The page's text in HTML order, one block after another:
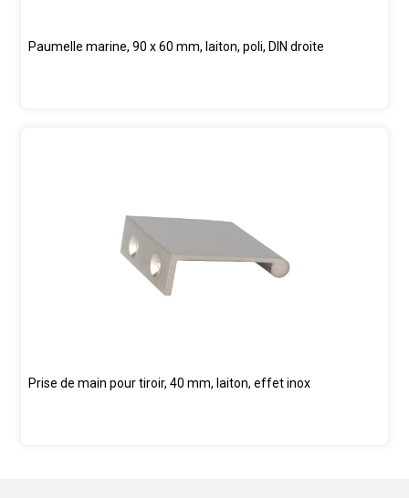
Paumelle marine, 90 x 60 mm, laiton, poli, DIN droite
Prise de main pour tiroir, 40 mm, laiton, effet inox